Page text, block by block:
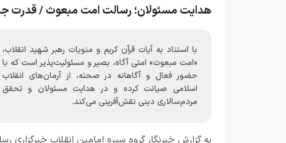
هدایت مسئولان؛ رسالت امت مبعوث / قدرت
با استناد به آیات قرآن کریم و منویات رهبر شهید انقلاب،
«امت مبعوث» امتی آگاه، بصیر و مسئولیت‌پذیر است که با
حضور فعال و آگاهانه در صحنه، از آرمان‌های انقلاب
اسلامی صیانت کرده و در هدایت مسئولان و تحقق
مردم‌سالاری دینی نقش‌آفرینی می‌کند.
به گزارش خبرنگار گروه سیره امامین انقلاب خبرگزاری